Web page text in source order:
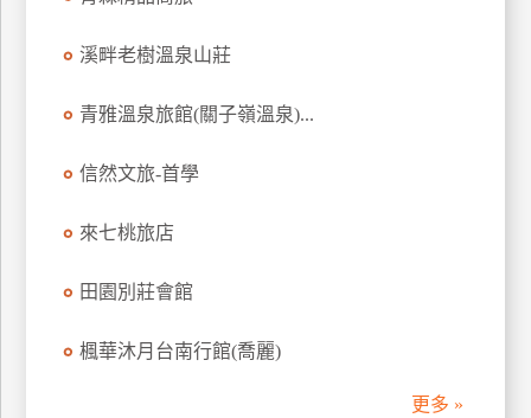
溪畔老樹溫泉山莊
青雅溫泉旅館(關子嶺溫泉)...
信然文旅-首學
來七桃旅店
田園別莊會館
楓華沐月台南行館(喬麗)
更多 »